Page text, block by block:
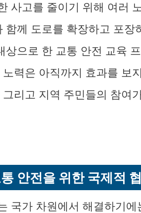
사고를 줄이기 위해 여러
함께 도로를 확장하고 포장
상으로 한 교통 안전 교육
력은 아직까지 효과를 보
리고 지역 주민들의 참여
안전을 위한 국제적
국가 차원에서 해결하기